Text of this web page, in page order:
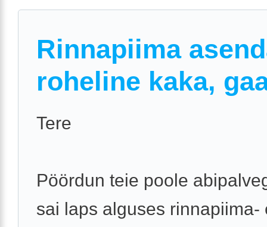
Rinnapiima
roheline kaka,
Tere
Pöördun teie poole
sai laps alguses rinnapiima-